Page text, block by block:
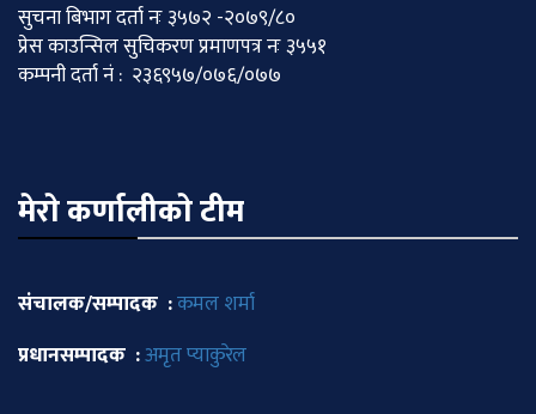
सुचना बिभाग दर्ता नः ३५७२ -२०७९/८०
प्रेस काउन्सिल सुचिकरण प्रमाणपत्र नः ३५५१
कम्पनी दर्ता नं : २३६९५७/०७६/०७७
मेराे कर्णालीकाे टीम
संचालक/सम्पादक :कमल शर्मा
प्रधानसम्पादक :अमृत प्याकुरेल